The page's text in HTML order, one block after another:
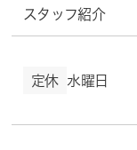
スタッフ紹介
定休 水曜日